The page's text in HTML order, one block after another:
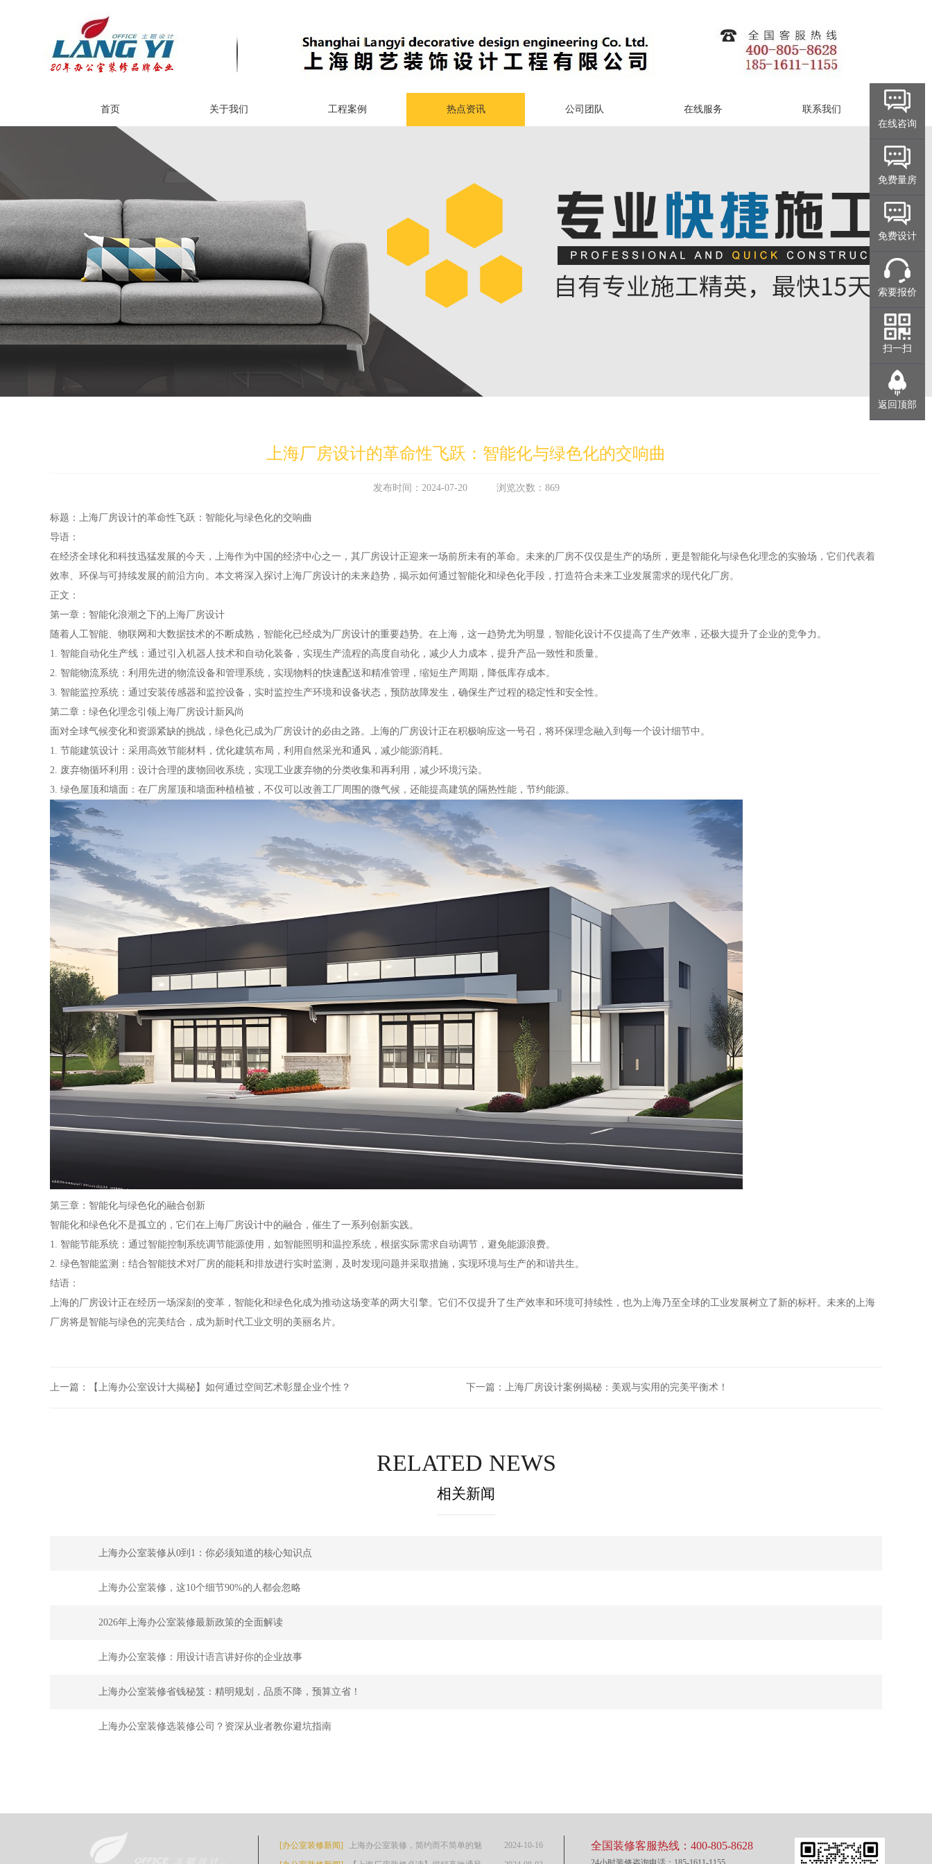
首页 关于我们 工程案例 热点资讯 公司团队 在线服务 联系我们
上海厂房设计的革命性飞跃：智能化与绿色化的交响曲
发布时间：2024-07-20 浏览次数：869
标题：上海厂房设计的革命性飞跃：智能化与绿色化的交响曲
导语：
在经济全球化和科技迅猛发展的今天，上海作为中国的经济中心之一，其厂房设计正迎来一场前所未有的革命。未来的厂房不仅仅是生产的场所，更是智能化与绿色化理念的实验场，它们代表着
效率、环保与可持续发展的前沿方向。本文将深入探讨上海厂房设计的未来趋势，揭示如何通过智能化和绿色化手段，打造符合未来工业发展需求的现代化厂房。
正文：
第一章：智能化浪潮之下的上海厂房设计
随着人工智能、物联网和大数据技术的不断成熟，智能化已经成为厂房设计的重要趋势。在上海，这一趋势尤为明显，智能化设计不仅提高了生产效率，还极大提升了企业的竞争力。
1. 智能自动化生产线：通过引入机器人技术和自动化装备，实现生产流程的高度自动化，减少人力成本，提升产品一致性和质量。
2. 智能物流系统：利用先进的物流设备和管理系统，实现物料的快速配送和精准管理，缩短生产周期，降低库存成本。
3. 智能监控系统：通过安装传感器和监控设备，实时监控生产环境和设备状态，预防故障发生，确保生产过程的稳定性和安全性。
第二章：绿色化理念引领上海厂房设计新风尚
面对全球气候变化和资源紧缺的挑战，绿色化已成为厂房设计的必由之路。上海的厂房设计正在积极响应这一号召，将环保理念融入到每一个设计细节中。
1. 节能建筑设计：采用高效节能材料，优化建筑布局，利用自然采光和通风，减少能源消耗。
2. 废弃物循环利用：设计合理的废物回收系统，实现工业废弃物的分类收集和再利用，减少环境污染。
3. 绿色屋顶和墙面：在厂房屋顶和墙面种植植被，不仅可以改善工厂周围的微气候，还能提高建筑的隔热性能，节约能源。
第三章：智能化与绿色化的融合创新
智能化和绿色化不是孤立的，它们在上海厂房设计中的融合，催生了一系列创新实践。
1. 智能节能系统：通过智能控制系统调节能源使用，如智能照明和温控系统，根据实际需求自动调节，避免能源浪费。
2. 绿色智能监测：结合智能技术对厂房的能耗和排放进行实时监测，及时发现问题并采取措施，实现环境与生产的和谐共生。
结语：
上海的厂房设计正在经历一场深刻的变革，智能化和绿色化成为推动这场变革的两大引擎。它们不仅提升了生产效率和环境可持续性，也为上海乃至全球的工业发展树立了新的标杆。未来的上海
厂房将是智能与绿色的完美结合，成为新时代工业文明的美丽名片。
上一篇： 【上海办公室设计大揭秘】如何通过空间艺术彰显企业个性？ 下一篇： 上海厂房设计案例揭秘：美观与实用的完美平衡术！
RELATED NEWS
相关新闻
上海办公室装修从0到1：你必须知道的核心知识点
上海办公室装修，这10个细节90%的人都会忽略
2026年上海办公室装修最新政策的全面解读
上海办公室装修：用设计语言讲好你的企业故事
上海办公室装修省钱秘笈：精明规划，品质不降，预算立省！
上海办公室装修选装修公司？资深从业者教你避坑指南
[办公室装修新闻]
上海办公室装修，简约而不简单的魅
2024-10-16
全国装修客服热线：400-805-8628
在线咨询
免费量房
免费设计
索要报价
扫一扫
返回顶部